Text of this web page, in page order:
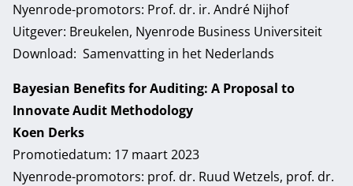
Nyenrode-promotors: Prof. dr. ir. André Nijhof
Uitgever: Breukelen, Nyenrode Business Universiteit
Download: Samenvatting in het Nederlands
Bayesian Benefits for Auditing: A Proposal to
Innovate Audit Methodology
Koen Derks
Promotiedatum: 17 maart 2023
Nyenrode-promotors: prof. dr. Ruud Wetzels, prof. dr.